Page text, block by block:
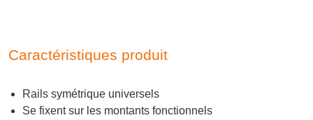
Caractéristiques produit
Rails symétrique universels
Se fixent sur les montants fonctionnels